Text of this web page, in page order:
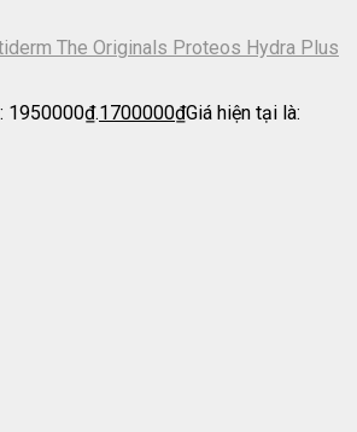
The Originals Proteos Hydra Plus
1950000₫.1700000₫Giá hiện tại là: